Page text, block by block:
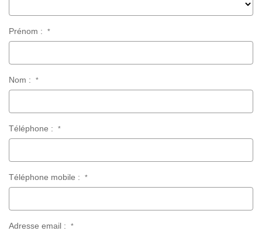
Prénom : *
Nom : *
Téléphone : *
Téléphone mobile : *
Adresse email : *